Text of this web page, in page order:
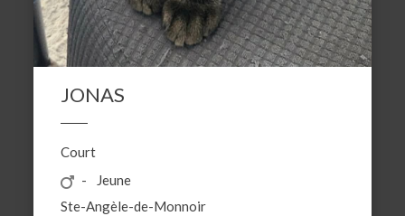
JONAS
Court
Jeune
Ste-Angèle-de-Monnoir